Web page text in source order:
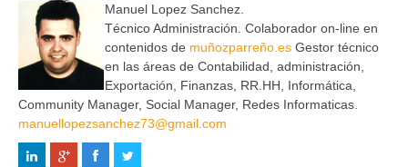
Manuel Lopez Sanchez.
Técnico Administración. Colaborador on-line en
contenidos de muñozparreño.es Gestor técnico
en las áreas de Contabilidad, administración,
Exportación, Finanzas, RR.HH, Informática,
Community Manager, Social Manager, Redes Informaticas.
manuellopezsanchez73@gmail.com